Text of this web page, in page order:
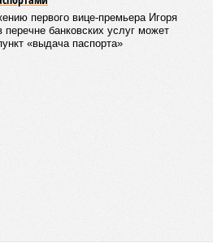
первого вице-премьера Игоря
банковских услуг может
«выдача паспорта»